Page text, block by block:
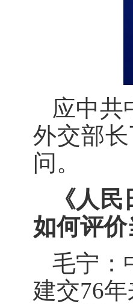
应中共
外交部
问。
《人
如何评
毛宁：
建交76